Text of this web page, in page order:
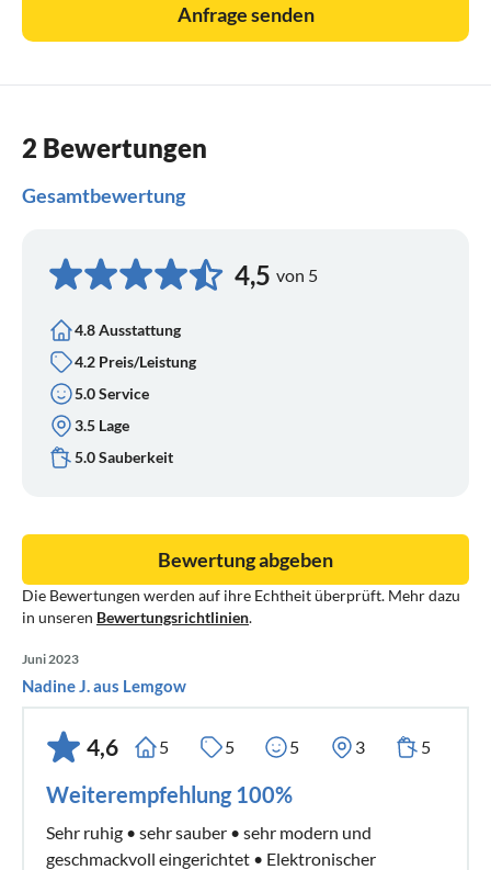
Anfrage senden
2 Bewertungen
Gesamtbewertung
4,5 von 5
4.8 Ausstattung
4.2 Preis/Leistung
5.0 Service
3.5 Lage
5.0 Sauberkeit
Die Bewertungen werden auf ihre Echtheit überprüft. Mehr dazu
in unseren Bewertungsrichtlinien.
Bewertung abgeben
Juni 2023
Nadine J. aus Lemgow
4,6 5 5 5 3 5
Weiterempfehlung 100%
Sehr ruhig • sehr sauber • sehr modern und
geschmackvoll eingerichtet • Elektronischer